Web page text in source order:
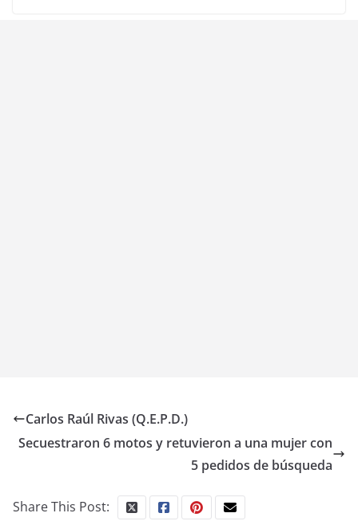
Carlos Raúl Rivas (Q.E.P.D.)
Secuestraron 6 motos y retuvieron a una mujer con
5 pedidos de búsqueda
Share This Post: